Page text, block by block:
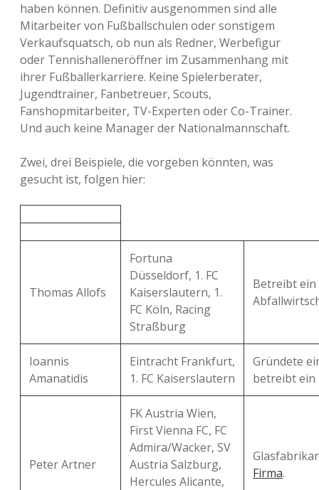
haben können. Definitiv ausgenommen sind alle
Mitarbeiter von Fußballschulen oder sonstigem
Verkaufsquatsch, ob nun als Redner, Werbefigur
oder Tennishalleneröffner im Zusammenhang mit
ihrer Fußballerkarriere. Keine Spielerberater,
Jugendtrainer, Fanbetreuer, Scouts,
Fanshopmitarbeiter, TV-Experten oder Co-Trainer.
Und auch keine Manager der Nationalmannschaft.
Zwei, drei Beispiele, die vorgeben könnten, was
gesucht ist, folgen hier:
Thomas Allofs
Fortuna
Düsseldorf, 1. FC
Kaiserslautern, 1.
FC Köln, Racing
Straßburg
Betreibt
Ioannis
Amanatidis
Eintracht Frankfurt,
1. FC Kaiserslautern
Gründete
betreibt ein
Peter Artner
FK Austria Wien,
First Vienna FC, FC
Admira/Wacker, SV
Austria Salzburg,
Hercules Alicante,
Firma.